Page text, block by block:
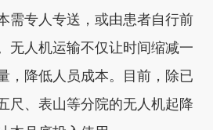
需专人专送，或由患者自行前
无人机运输不仅让时间缩减一
，降低人员成本。目前，除已
尺、表山等分院的无人机起降